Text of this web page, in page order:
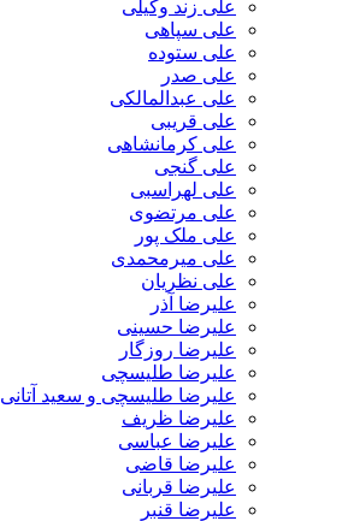
علی زند وکیلی
علی سپاهی
علی ستوده
علی صدر
علی عبدالمالکی
علی قریبی
علی کرمانشاهی
علی گنجی
علی لهراسبی
علی مرتضوی
علی ملک پور
علی میرمحمدی
علی نظریان
علیرضا آذر
علیرضا حسینی
علیرضا روزگار
علیرضا طلیسچی
علیرضا طلیسچی و سعید آتانی
علیرضا ظریف
علیرضا عباسی
علیرضا قاضی
علیرضا قربانی
علیرضا قنبر